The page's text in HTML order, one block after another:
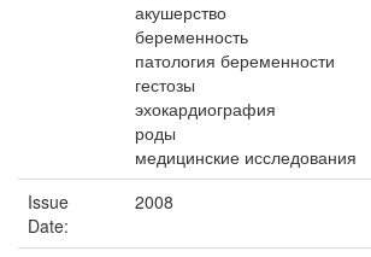
акушерство
беременность
патология беременности
гестозы
эхокардиография
роды
медицинские исследования
Issue
Date:
2008